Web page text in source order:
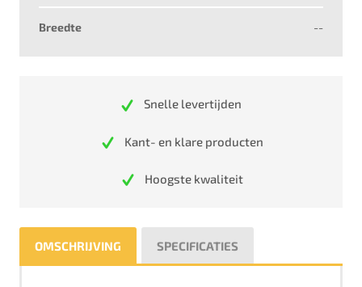
Breedte --
Snelle levertijden
Kant- en klare producten
Hoogste kwaliteit
OMSCHRIJVING SPECIFICATIES